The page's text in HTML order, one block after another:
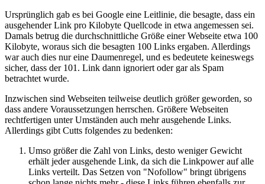
Ursprünglich gab es bei Google eine Leitlinie, die besagte, dass ein
ausgehender Link pro Kilobyte Quellcode in etwa angemessen sei.
Damals betrug die durchschnittliche Größe einer Webseite etwa 100
Kilobyte, woraus sich die besagten 100 Links ergaben. Allerdings
war auch dies nur eine Daumenregel, und es bedeutete keineswegs
sicher, dass der 101. Link dann ignoriert oder gar als Spam
betrachtet wurde.
Inzwischen sind Webseiten teilweise deutlich größer geworden, so
dass andere Voraussetzungen herrschen. Größere Webseiten
rechtfertigen unter Umständen auch mehr ausgehende Links.
Allerdings gibt Cutts folgendes zu bedenken:
Umso größer die Zahl von Links, desto weniger Gewicht
erhält jeder ausgehende Link, da sich die Linkpower auf alle
Links verteilt. Das Setzen von "Nofollow" bringt übrigens